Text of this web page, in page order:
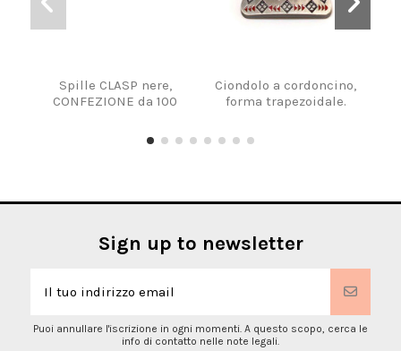
Spille CLASP nere,
CONFEZIONE da 100
Ciondolo a cordoncino,
forma trapezoidale.
Sign up to newsletter
Puoi annullare l'iscrizione in ogni momenti. A questo scopo, cerca le
info di contatto nelle note legali.